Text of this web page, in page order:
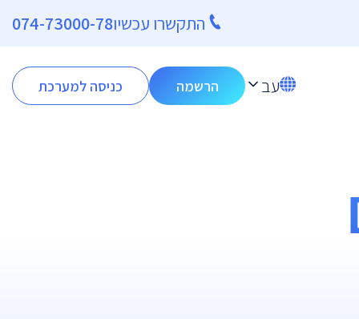
התקשרו עכשיו074-73000-78
עב הרשמה כניסה למערכת